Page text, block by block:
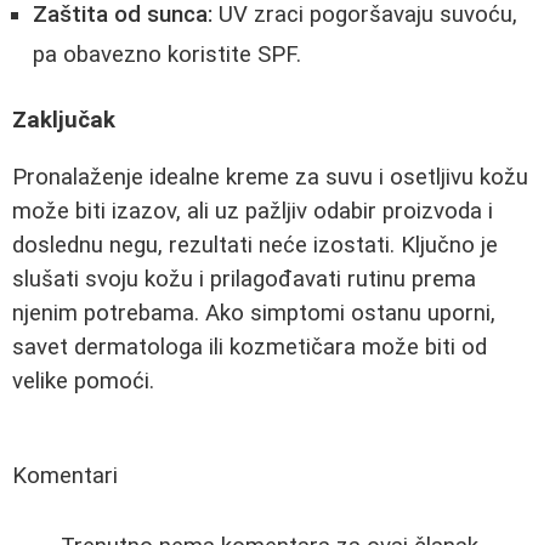
Zaštita od sunca: UV zraci pogoršavaju suvoću,
pa obavezno koristite SPF.
Zaključak
Pronalaženje idealne kreme za suvu i osetljivu kožu
može biti izazov, ali uz pažljiv odabir proizvoda i
doslednu negu, rezultati neće izostati. Ključno je
slušati svoju kožu i prilagođavati rutinu prema
njenim potrebama. Ako simptomi ostanu uporni,
savet dermatologa ili kozmetičara može biti od
velike pomoći.
Komentari